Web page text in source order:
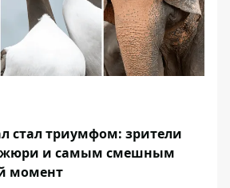
стал триумфом: зрители
жюри и самым смешным
момент